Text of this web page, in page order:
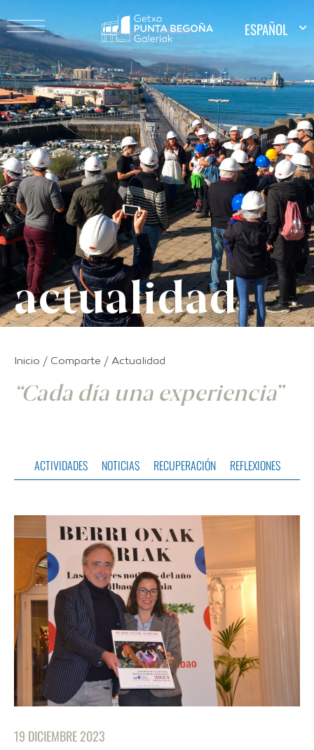
ESPAÑOL
actualidad
“Cada día una experiencia”
Inicio / Comparte / Actualidad
ACTIVIDADES NOTICIAS RECUPERACIÓN REFLEXIONES
19 DICIEMBRE 2023